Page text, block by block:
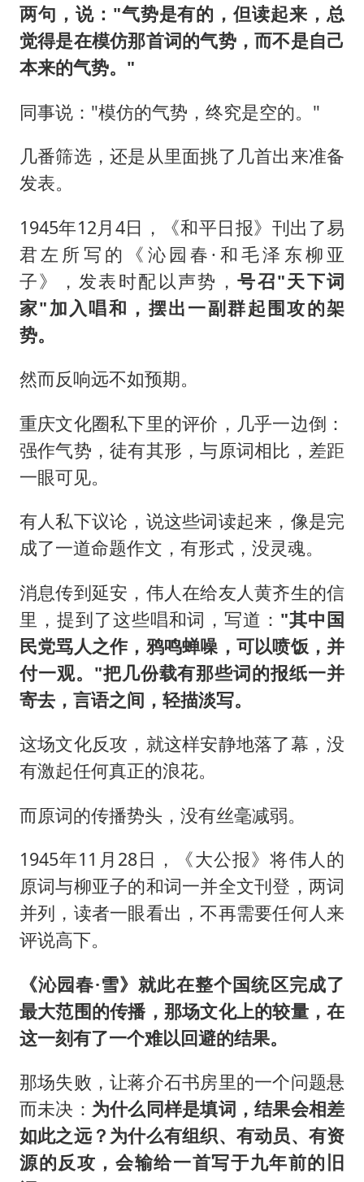
两句，说："气势是有的，但读起来，总
觉得是在模仿那首词的气势，而不是自己
本来的气势。"
同事说："模仿的气势，终究是空的。"
几番筛选，还是从里面挑了几首出来准备
发表。
1945年12月4日，《和平日报》刊出了易
君左所写的《沁园春·和毛泽东柳亚
子》，发表时配以声势，号召"天下词
家"加入唱和，摆出一副群起围攻的架
势。
然而反响远不如预期。
重庆文化圈私下里的评价，几乎一边倒：
强作气势，徒有其形，与原词相比，差距
一眼可见。
有人私下议论，说这些词读起来，像是完
成了一道命题作文，有形式，没灵魂。
消息传到延安，伟人在给友人黄齐生的信
里，提到了这些唱和词，写道： "其中国
民党骂人之作，鸦鸣蝉噪，可以喷饭，并
付一观。"把几份载有那些词的报纸一并
寄去，言语之间，轻描淡写。
这场文化反攻，就这样安静地落了幕，没
有激起任何真正的浪花。
而原词的传播势头，没有丝毫减弱。
1945年11月28日，《大公报》将伟人的
原词与柳亚子的和词一并全文刊登，两词
并列，读者一眼看出，不再需要任何人来
评说高下。
《沁园春·雪》就此在整个国统区完成了
最大范围的传播，那场文化上的较量，在
这一刻有了一个难以回避的结果。
那场失败，让蒋介石书房里的一个问题悬
而未决： 为什么同样是填词，结果会相差
如此之远？为什么有组织、有动员、有资
源的反攻，会输给一首写于九年前的旧